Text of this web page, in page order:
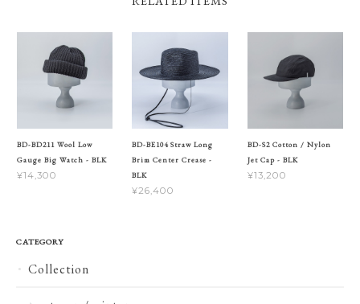
BD-BD211 Wool Low
Gauge Big Watch - BLK
¥14,300
BD-BE104 Straw Long
Brim Center Crease -
BLK
¥26,400
BD-S2 Cotton / Nylon
Jet Cap - BLK
¥13,200
CATEGORY
Collection